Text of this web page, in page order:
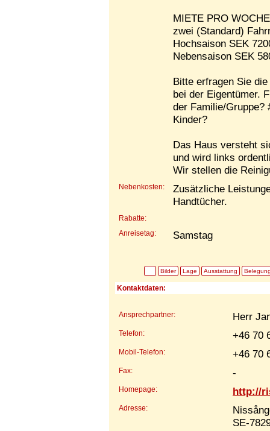
MIETE PRO
zwei (Standard)
Hochsaison SEK
Nebensaison SEK
Bitte erfragen Sie
bei der Eigentümer.
der Familie/Gruppe?
Kinder?
Das Haus versteht
und wird links
Wir stellen die
Nebenkosten:
Zusätzliche
Handtücher.
Rabatte:
Anreisetag:
Samstag
Bilder Lage Ausstattung
Kontaktdaten:
Ansprechpartner: Herr
Telefon: +46 70
Mobil-Telefon: +46 70
Fax: -
Homepage: http://
Adresse:
SE-